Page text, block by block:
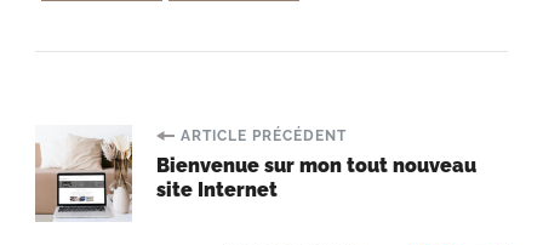
Navigation
d'article
ARTICLE PRÉCÉDENT
Bienvenue sur mon tout nouveau
site Internet